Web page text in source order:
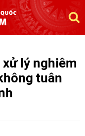
lý nghiêm
tuân